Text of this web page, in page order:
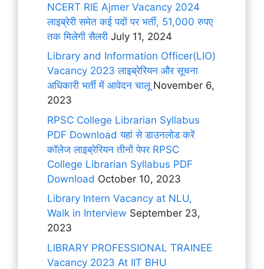
NCERT RIE Ajmer Vacancy 2024
लाइब्रेरी समेत कई पदों पर भर्ती, 51,000 रुपए
तक मिलेगी सैलरी July 11, 2024
Library and Information Officer(LIO)
Vacancy 2023 लाइब्रेरियन और सूचना
अधिकारी भर्ती में आवेदन चालूNovember 6,
2023
RPSC College Librarian Syllabus
PDF Download यहां से डाउनलोड करें
कॉलेज लाइब्रेरियन तीनों पेपर RPSC
College Librarian Syllabus PDF
Download October 10, 2023
Library Intern Vacancy at NLU,
Walk in Interview September 23,
2023
LIBRARY PROFESSIONAL TRAINEE
Vacancy 2023 At IIT BHU